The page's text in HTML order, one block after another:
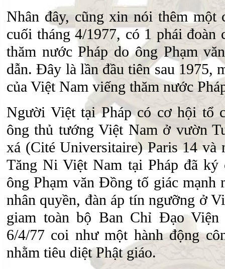
Nhân đây, cũng xin nói thêm một
cuối tháng 4/1977, có 1 phái đoàn
thăm nước Pháp do ông Phạm
dẫn. Đây là lần đầu tiên sau 1975,
của Việt Nam viếng thăm nước
Người Việt tại Pháp có cơ hội tổ
ông thủ tướng Việt Nam ở vườn
xá (Cité Universitaire) Paris 14 và
Tăng Ni Việt Nam tại Pháp đã
ông Phạm văn Đồng tố giác mạnh
nhân quyền, đàn áp tín ngưỡng ở
giam toàn bộ Ban Chỉ Đạo
6/4/77 coi như một hành động
nhằm tiêu diệt Phật giáo.